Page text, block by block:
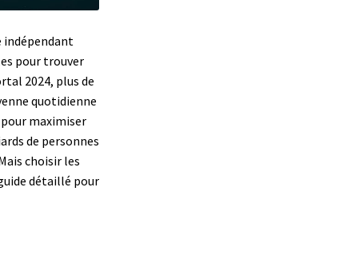
indépendant
pour trouver
2024, plus de
quotidienne
maximiser
de personnes
choisir les
détaillé pour